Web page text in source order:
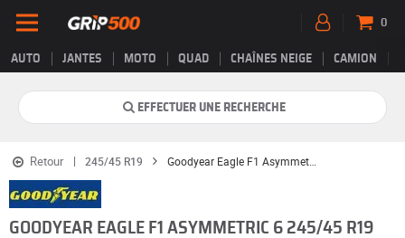
AUTO JANTES MOTO QUAD CHAÎNES NEIGE CAMION
0
EFFECTUER UNE RECHERCHE
Retour 245/45 R19 Goodyear Eagle F1 Asymmetric 6
GOODYEAR EAGLE F1 ASYMMETRIC 6 245/45 R19